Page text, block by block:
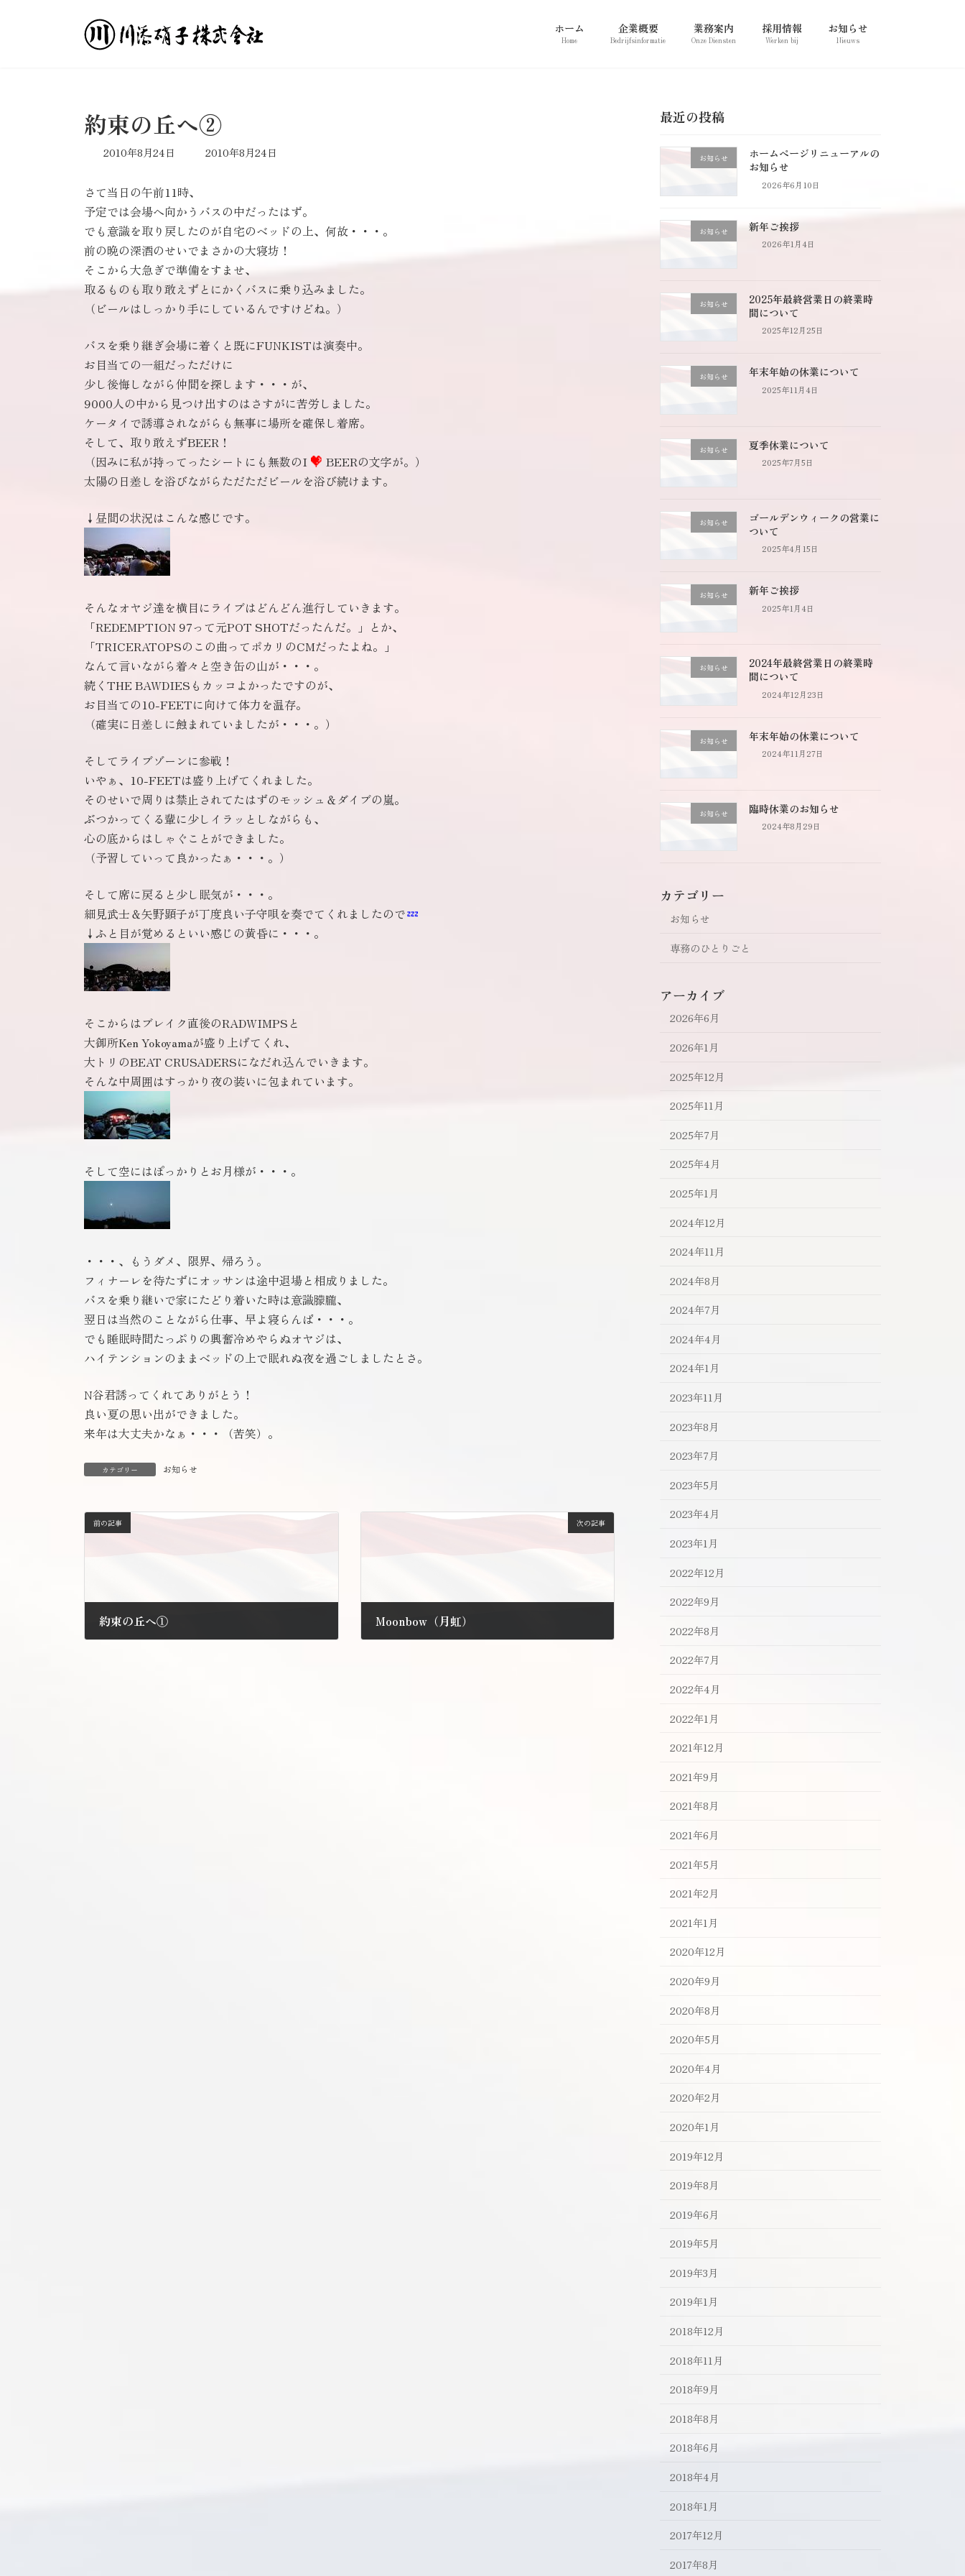
ホーム
Home
企業概要
Bedrijfsinformatie
業務案内
Onze Diensten
採用情報
Werken bij
お知らせ
Nieuws
約束の丘へ②
2010年8月24日
最
日
:
2010年8月24日
さて当日の午前11時、
予定では会場へ向かうバスの中だったはず。
でも意識を取り戻したのが自宅のベッドの上、何故・・・。
前の晩の深酒のせいでまさかの大寝坊！
そこから大急ぎで準備をすませ、
取るものも取り敢えずとにかくバスに乗り込みました。
（ビールはしっかり手にしているんですけどね。）
バスを乗り継ぎ会場に着くと既にFUNKISTは演奏中。
お目当ての一組だっただけに
少し後悔しながら仲間を探します・・・が、
9000人の中から見つけ出すのはさすがに苦労しました。
ケータイで誘導されながらも無事に場所を確保し着席。
そして、取り敢えずBEER！
（因みに私が持ってったシートにも無数のI
BEERの文字が。）
太陽の日差しを浴びながらただただビールを浴び続けます。
↓昼間の状況はこんな感じです。
そんなオヤジ達を横目にライブはどんどん進行していきます。
「REDEMPTION 97って元POT SHOTだったんだ。」とか、
「TRICERATOPSのこの曲ってポカリのCMだったよね。」
なんて言いながら着々と空き缶の山が・・・。
続くTHE BAWDIESもカッコよかったですのが、
お目当ての10-FEETに向けて体力を温存。
（確実に日差しに蝕まれていましたが・・・。）
そしてライブゾーンに参戦！
いやぁ、10-FEETは盛り上げてくれました。
そのせいで周りは禁止されてたはずのモッシュ＆ダイブの嵐。
ぶつかってくる輩に少しイラッとしながらも、
心の底からはしゃぐことができました。
（予習していって良かったぁ・・・。）
そして席に戻ると少し眠気が・・・。
細見武士＆矢野顕子が丁度良い子守唄を奏でてくれましたので
↓ふと目が覚めるといい感じの黄昏に・・・。
そこからはブレイク直後のRADWIMPSと
大御所Ken Yokoyamaが盛り上げてくれ、
大トリのBEAT CRUSADERSになだれ込んでいきます。
そんな中周囲はすっかり夜の装いに包まれています。
そして空にはぽっかりとお月様が・・・。
・・・、もうダメ、限界、帰ろう。
フィナーレを待たずにオッサンは途中退場と相成りました。
バスを乗り継いで家にたどり着いた時は意識朦朧、
翌日は当然のことながら仕事、早よ寝らんば・・・。
でも睡眠時間たっぷりの興奮冷めやらぬオヤジは、
ハイテンションのままベッドの上で眠れぬ夜を過ごしましたとさ。
N谷君誘ってくれてありがとう！
良い夏の思い出ができました。
来年は大丈夫かなぁ・・・（苦笑）。
カテゴリー お知らせ
前の記事
約束の丘へ①
次の記事
Moonbow（月虹）
最近の投稿
お知らせ
ホームページリニューアルの
お知らせ
2026年6月10日
お知らせ 新年ご挨拶
2026年1月4日
お知らせ
2025年最終営業日の終業時
間について
2025年12月25日
お知らせ 年末年始の休業について
2025年11月4日
お知らせ 夏季休業について
2025年7月5日
お知らせ
ゴールデンウィークの営業に
ついて
2025年4月15日
お知らせ 新年ご挨拶
2025年1月4日
お知らせ
2024年最終営業日の終業時
間について
2024年12月23日
お知らせ 年末年始の休業について
2024年11月27日
お知らせ 臨時休業のお知らせ
2024年8月29日
カテゴリー
お知らせ
専務のひとりごと
アーカイブ
2026年6月
2026年1月
2025年12月
2025年11月
2025年7月
2025年4月
2025年1月
2024年12月
2024年11月
2024年8月
2024年7月
2024年4月
2024年1月
2023年11月
2023年8月
2023年7月
2023年5月
2023年4月
2023年1月
2022年12月
2022年9月
2022年8月
2022年7月
2022年4月
2022年1月
2021年12月
2021年9月
2021年8月
2021年6月
2021年5月
2021年2月
2021年1月
2020年12月
2020年9月
2020年8月
2020年5月
2020年4月
2020年2月
2020年1月
2019年12月
2019年8月
2019年6月
2019年5月
2019年3月
2019年1月
2018年12月
2018年11月
2018年9月
2018年8月
2018年6月
2018年4月
2018年1月
2017年12月
2017年8月